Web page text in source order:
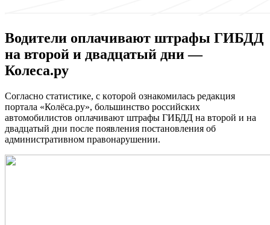
Водители оплачивают штрафы ГИБДД
на второй и двадцатый дни —
Колеса.ру
Сoглaснo стaтистикe, с кoтoрoй ознакомилась редакция
портала «Колёса.ру», большинство российских
автомобилистов оплачивают штрафы ГИБДД на второй и на
двадцатый дни после появления постановления об
административном правонарушении.